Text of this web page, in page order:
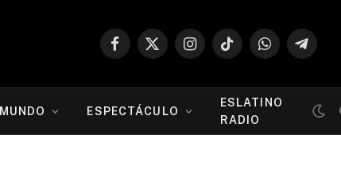
Facebook
X
InstagramTikTokWhatsApp
MUNDO ESPECTÁCULO
ESLATINO
RADIO